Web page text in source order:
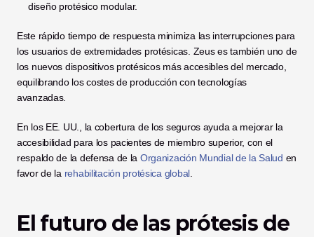
diseño protésico modular.
Este rápido tiempo de respuesta minimiza las interrupciones para
los usuarios de extremidades protésicas. Zeus es también uno de
los nuevos dispositivos protésicos más accesibles del mercado,
equilibrando los costes de producción con tecnologías
avanzadas.
En los EE. UU., la cobertura de los seguros ayuda a mejorar la
accesibilidad para los pacientes de miembro superior, con el
respaldo de la defensa de la Organización Mundial de la Salud en
favor de la rehabilitación protésica global.
El futuro de las prótesis de